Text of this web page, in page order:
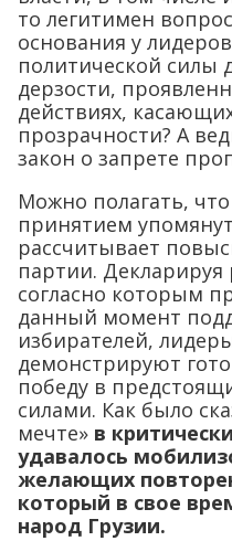
то легитимен
основания у
политической силы
дерзости,
действиях,
прозрачности? А
закон о запрете
Можно полагать,
принятием
рассчитывает
партии. Декларируя
согласно которым
данный момент
избирателей,
демонстрируют
победу в
силами. Как было
мечте» в
удавалось
желающих
который в свое
народ Грузии.